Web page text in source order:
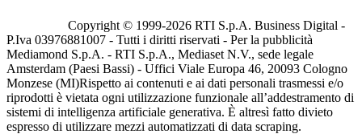
Copyright © 1999-2026 RTI S.p.A. Business Digital -
P.Iva 03976881007 - Tutti i diritti riservati - Per la pubblicità
Mediamond S.p.A. - RTI S.p.A., Mediaset N.V., sede legale
Amsterdam (Paesi Bassi) - Uffici Viale Europa 46, 20093 Cologno
Monzese (MI)Rispetto ai contenuti e ai dati personali trasmessi e/o
riprodotti è vietata ogni utilizzazione funzionale all’addestramento di
sistemi di intelligenza artificiale generativa. È altresì fatto divieto
espresso di utilizzare mezzi automatizzati di data scraping.